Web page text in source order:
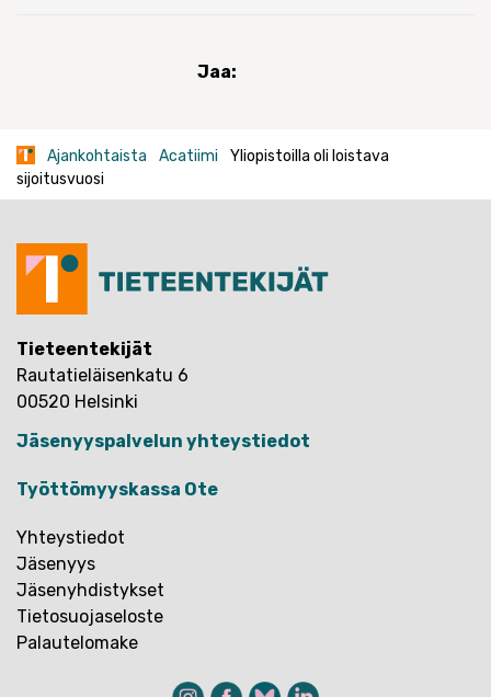
Jaa:
Ajankohtaista Acatiimi
Yliopistoilla oli loistava
sijoitusvuosi
Tieteentekijät
Rautatieläisenkatu 6
00520 Helsinki
Jäsenyyspalvelun yhteystiedot
Työttömyyskassa Ote
Yhteystiedot
Jäsenyys
Jäsenyhdistykset
Tietosuojaseloste
Palautelomake